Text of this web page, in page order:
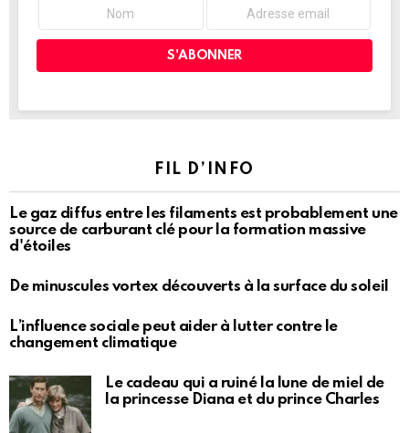
FIL D’INFO
Le gaz diffus entre les filaments est probablement une
source de carburant clé pour la formation massive
d'étoiles
De minuscules vortex découverts à la surface du soleil
L’influence sociale peut aider à lutter contre le
changement climatique
Le cadeau qui a ruiné la lune de miel de
la princesse Diana et du prince Charles